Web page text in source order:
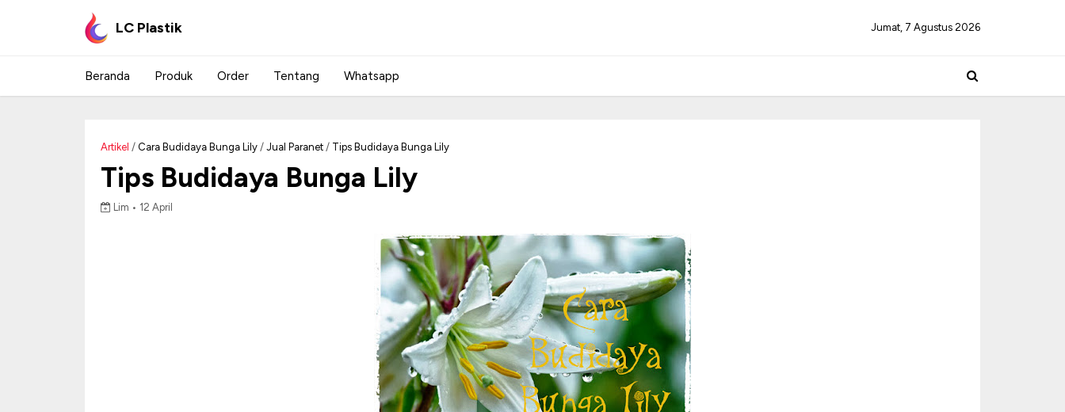
LC Plastik Jumat, 7 Agustus 2026
Beranda Produk Order Tentang Whatsapp
Artikel / Cara Budidaya Bunga Lily / Jual Paranet / Tips Budidaya Bunga Lily
Tips Budidaya Bunga Lily
Lim • 12 April